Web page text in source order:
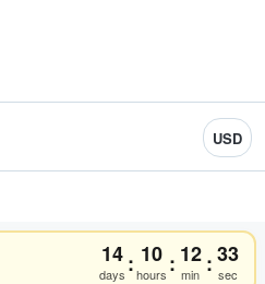
USD
14
days : 10
hours : 12
min :33
sec